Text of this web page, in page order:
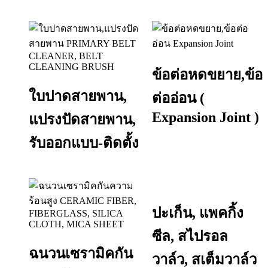
ใบปาดสายพาน,
แปรงปัดสายพาน,
รับออกแบบ-ติดตั้ง
ข้อต่อหดขยาย,ข้อ
ต่ออ่อน (
Expansion Joint )
ฉนวนเซรามิคกัน
ปะเก็น, แพคกิ้ง
ซีล, สไปรอล
วาล์ว, สเต็มวาล์ว